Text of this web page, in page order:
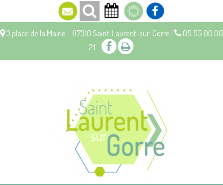
3 place de la Mairie - 87310 Saint-Laurent-sur-Gorre |
05 55 00 00
21